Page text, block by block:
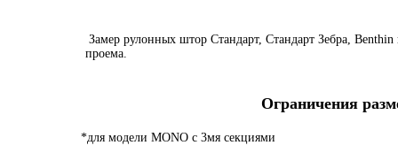
Замер рулонных штор Стандарт, Стандарт Зебра,
проема.
Ограничения
*для модели MONO с 3мя секциями